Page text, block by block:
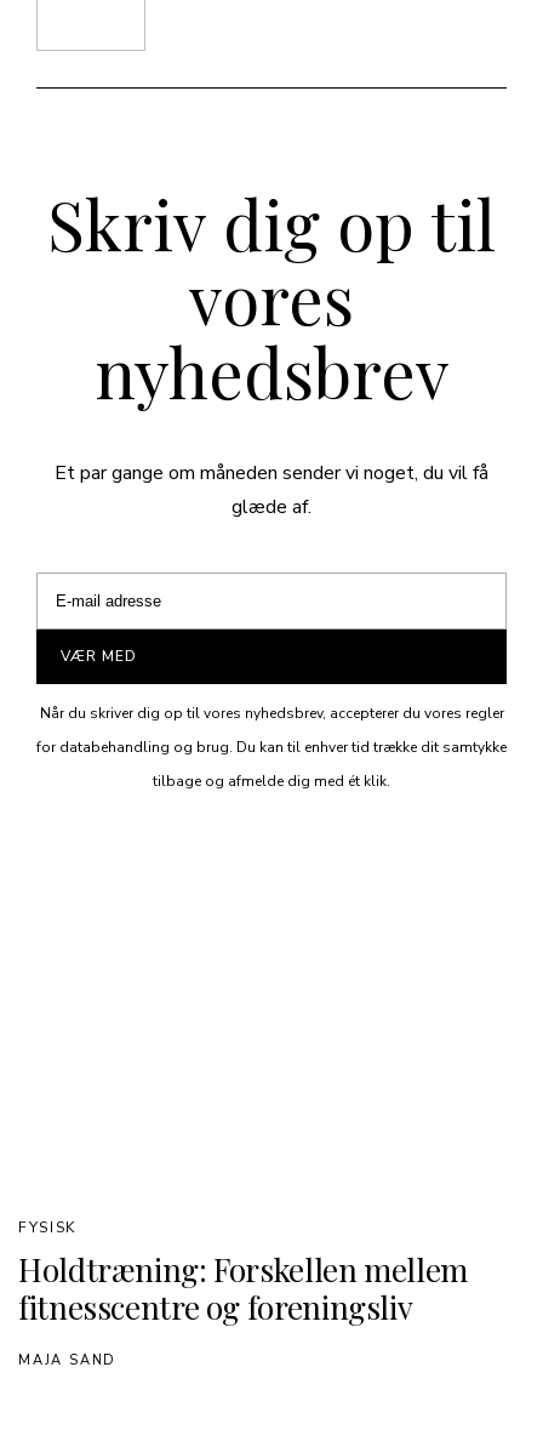
Skriv dig op til
vores
nyhedsbrev
Et par gange om måneden sender vi noget, du vil få
glæde af.
VÆR MED
Når du skriver dig op til vores nyhedsbrev, accepterer du vores regler
for databehandling og brug. Du kan til enhver tid trække dit samtykke
tilbage og afmelde dig med ét klik.
Holdtræning: Forskellen mellem
fitnesscentre og foreningsliv
FYSISK
MAJA SAND